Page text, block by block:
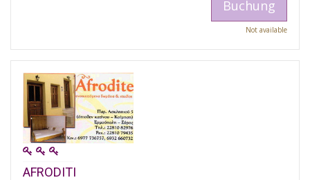
Buchung
Not available
AFRODITI